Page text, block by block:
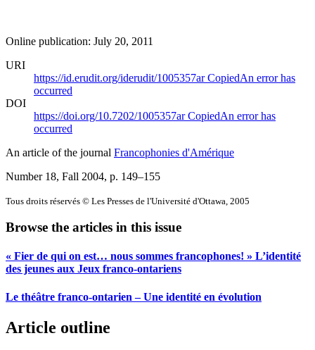
Online publication: July 20, 2011
URI
https://id.erudit.org/iderudit/1005357arCopiedAn error has
occurred
DOI
https://doi.org/10.7202/1005357arCopiedAn error has
occurred
An article of the journal Francophonies d'Amérique
Number 18, Fall 2004, p. 149–155
Tous droits réservés © Les Presses de l'Université d'Ottawa, 2005
Browse the articles in this issue
« Fier de qui on est… nous sommes francophones! » L’identité
des jeunes aux Jeux franco-ontariens
Le théâtre franco-ontarien – Une identité en évolution
Article outline